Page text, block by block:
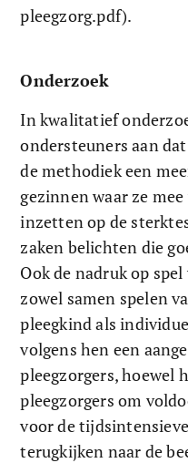
pleegzorg.pdf).
Onderzoek
In kwalitatief
ondersteuners aan
de methodiek een
gezinnen waar ze
inzetten op de
zaken belichten die
Ook de nadruk op
zowel samen spelen
pleegkind als
volgens hen een
pleegzorgers, hoewel
pleegzorgers om
voor de
terugkijken naar de